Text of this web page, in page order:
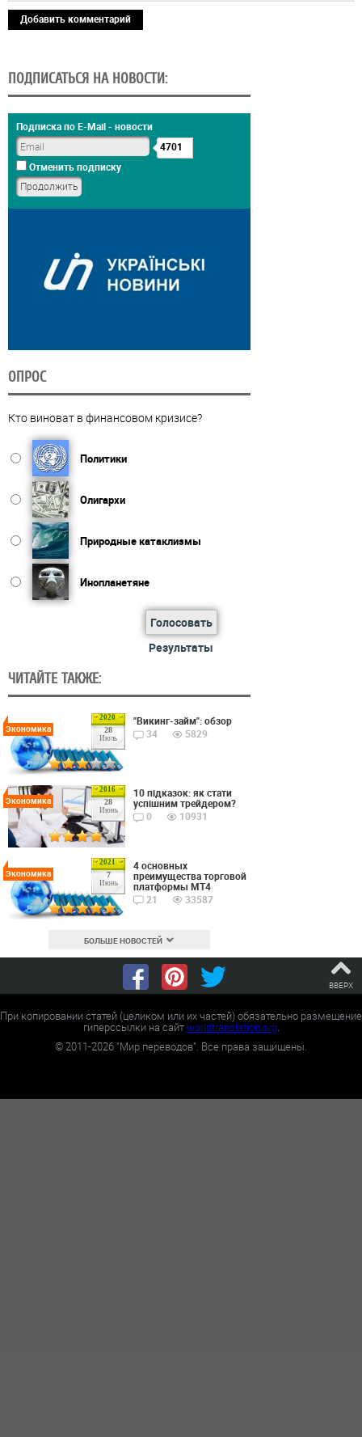
Добавить комментарий
ПОДПИСАТЬСЯ НА НОВОСТИ:
Подписка по E-Mail - новости
4701
Отменить подписку
ОПРОС
Кто виноват в финансовом кризисе?
Политики
Олигархи
Природные катаклизмы
Инопланетяне
Голосовать
Результаты
ЧИТАЙТЕ ТАКЖЕ:
2020
28
Июль
Экономика
"Викинг-займ": обзор
34
5829
2016
28
Июнь
Экономика
10 підказок: як стати
успішним трейдером?
0
10931
2021
7
Июнь
Экономика
4 основных
преимущества торговой
платформы MT4
21
33587
БОЛЬШЕ НОВОСТЕЙ
ВВЕРХ
При копировании статей (целиком или их частей) обязательно размещение
гиперссылки на сайтworldtranslation.org.
©2011-2026 "Мир переводов". Все права защищены.